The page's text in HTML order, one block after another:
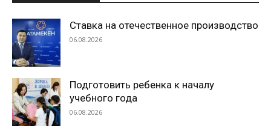
Ставка на отечественное производство
06.08.2026
Подготовить ребенка к началу
учебного года
06.08.2026